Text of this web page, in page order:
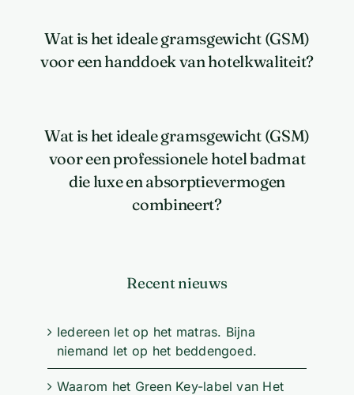
Wat is het ideale gramsgewicht (GSM)
voor een handdoek van hotelkwaliteit?
Wat is het ideale gramsgewicht (GSM)
voor een professionele hotel badmat
die luxe en absorptievermogen
combineert?
Recent nieuws
Iedereen let op het matras. Bijna
niemand let op het beddengoed.
Waarom het Green Key-label van Het